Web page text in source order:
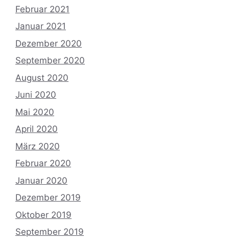
Februar 2021
Januar 2021
Dezember 2020
September 2020
August 2020
Juni 2020
Mai 2020
April 2020
März 2020
Februar 2020
Januar 2020
Dezember 2019
Oktober 2019
September 2019